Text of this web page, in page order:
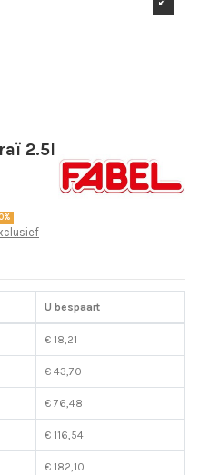
2.5l
U bespaart
€ 18,21
€ 43,70
€ 76,48
€ 116,54
€ 182,10